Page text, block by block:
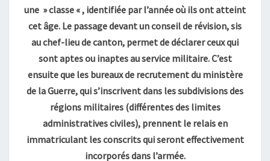
une » classe « , identifiée par l’année où ils ont atteint
cet âge. Le passage devant un conseil de révision, sis
au chef-lieu de canton, permet de déclarer ceux qui
sont aptes ou inaptes au service militaire. C’est
ensuite que les bureaux de recrutement du ministère
de la Guerre, qui s’inscrivent dans les subdivisions des
régions militaires (différentes des limites
administratives civiles), prennent le relais en
immatriculant les conscrits qui seront effectivement
incorporés dans l’armée.